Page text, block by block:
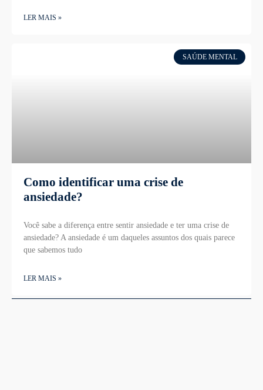
LER MAIS »
SAÚDE MENTAL
Como identificar uma crise de
ansiedade?
Você sabe a diferença entre sentir ansiedade e ter uma crise de
ansiedade? A ansiedade é um daqueles assuntos dos quais parece
que sabemos tudo
LER MAIS »